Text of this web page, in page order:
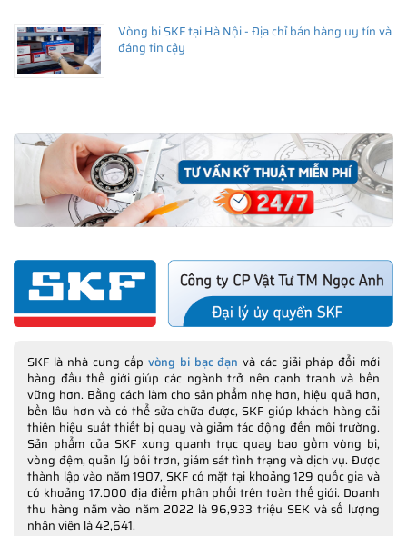
Vòng bi SKF tại Hà Nội - Địa chỉ bán hàng uy tín và
đáng tin cậy
SKF là nhà cung cấp vòng bi bạc đạn và các giải pháp đổi mới
hàng đầu thế giới giúp các ngành trở nên cạnh tranh và bền
vững hơn. Bằng cách làm cho sản phẩm nhẹ hơn, hiệu quả hơn,
bền lâu hơn và có thể sửa chữa được, SKF giúp khách hàng cải
thiện hiệu suất thiết bị quay và giảm tác động đến môi trường.
Sản phẩm của SKF xung quanh trục quay bao gồm vòng bi,
vòng đệm, quản lý bôi trơn, giám sát tình trạng và dịch vụ. Được
thành lập vào năm 1907, SKF có mặt tại khoảng 129 quốc gia và
có khoảng 17.000 địa điểm phân phối trên toàn thế giới. Doanh
thu hàng năm vào năm 2022 là 96,933 triệu SEK và số lượng
nhân viên là 42,641.